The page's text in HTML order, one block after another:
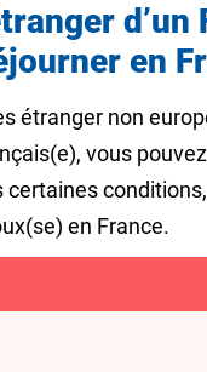
en
étranger non
vous
certaines
en France.